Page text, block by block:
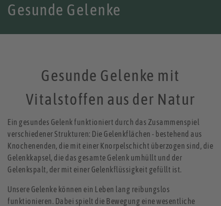
Gesunde Gelenke
Gesunde Gelenke mit
Vitalstoffen aus der Natur
Ein gesundes Gelenk funktioniert durch das Zusammenspiel
verschiedener Strukturen: Die Gelenkflächen - bestehend aus
Knochenenden, die mit einer Knorpelschicht überzogen sind, die
Gelenkkapsel, die das gesamte Gelenk umhüllt und der
Gelenkspalt, der mit einer Gelenkflüssigkeit gefüllt ist.
Unsere Gelenke können ein Leben lang reibungslos
funktionieren. Dabei spielt die Bewegung eine wesentliche